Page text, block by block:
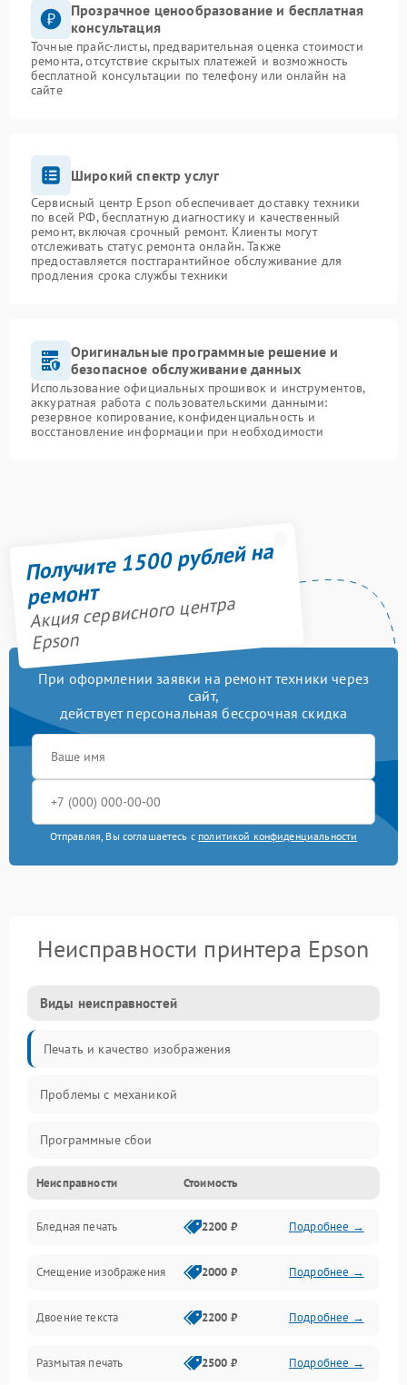
Прозрачное ценообразование и бесплатная
консультация
Точные прайс-листы, предварительная оценка стоимости
ремонта, отсутствие скрытых платежей и возможность
бесплатной консультации по телефону или онлайн на
сайте
Широкий спектр услуг
Сервисный центр Epson обеспечивает доставку техники
по всей РФ, бесплатную диагностику и качественный
ремонт, включая срочный ремонт. Клиенты могут
отслеживать статус ремонта онлайн. Также
предоставляется постгарантийное обслуживание для
продления срока службы техники
Оригинальные программные решение и
безопасное обслуживание данных
Использование официальных прошивок и инструментов,
аккуратная работа с пользовательскими данными:
резервное копирование, конфиденциальность и
восстановление информации при необходимости
Получите 1500 рублей на
ремонт
Акция сервисного центра
Epson
При оформлении заявки на ремонт техники через
сайт,
действует персональная бессрочная скидка
Отправляя, Вы соглашаетесь с политикой конфиденциальности
Неисправности принтера Epson
Виды неисправностей
Печать и качество изображения
Проблемы с механикой
Программные сбои
Программные ошибки
Картриджи и расходники
Механика и узлы
Подключение и интерфейсы
Панель управления и индикация
Неисправности Стоимость
Бледная печать 2200 ₽ Подробнее →
Смещение изображения 2000 ₽ Подробнее →
Двоение текста 2200 ₽ Подробнее →
Размытая печать 2500 ₽ Подробнее →